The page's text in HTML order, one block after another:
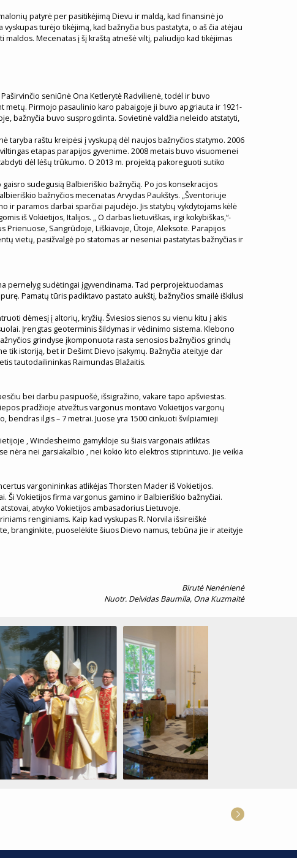
patyrė per pasitikėjimą Dievu ir maldą, kad finansinė jo
turėjo tikėjimą, kad bažnyčia bus pastatyta, o aš čia atėjau
maldos. Mecenatas į šį kraštą atnešė viltį, paliudijo kad tikėjimas
seniūnė Ona Ketlerytė Radvilienė, todėl ir buvo
metų. Pirmojo pasaulinio karo pabaigoje ji buvo apgriauta ir 1921-
bažnyčia buvo susprogdinta. Sovietinė valdžia neleido atstatyti,
taryba raštu kreipėsi į vyskupą dėl naujos bažnyčios statymo. 2006
etapas parapijos gyvenime. 2008 metais buvo visuomenei
dėl lėšų trūkumo. O 2013 m. projektą pakoreguoti sutiko
sudegusią Balbieriškio bažnyčią. Po jos konsekracijos
bažnyčios mecenatas Arvydas Paukštys. „Šventoriuje
ir paramos darbai sparčiai pajudėjo. Jis statybų vykdytojams kėlė
iš Vokietijos, Italijos. „ O darbas lietuviškas, irgi kokybiškas,“-
Prienuose, Sangrūdoje, Liškiavoje, Ūtoje, Aleksote. Parapijos
vietų, pasižvalgė po statomas ar neseniai pastatytas bažnyčias ir
pernelyg sudėtingai įgyvendinama. Tad perprojektuodamas
Pamatų tūris padiktavo pastato aukštį, bažnyčios smailė iškilusi
dėmesį į altorių, kryžių. Šviesios sienos su vienu kitu į akis
Įrengtas geoterminis šildymas ir vėdinimo sistema. Klebono
grindyse įkomponuota rasta senosios bažnyčios grindų
tik istoriją, bet ir Dešimt Dievo įsakymų. Bažnyčia ateityje dar
tautodailininkas Raimundas Blažaitis.
bei darbu pasipuošė, išsigražino, vakare tapo apšviestas.
pradžioje atvežtus vargonus montavo Vokietijos vargonų
bendras ilgis – 7 metrai. Juose yra 1500 cinkuoti švilpiamieji
, Windesheimo gamykloje su šiais vargonais atliktas
nėra nei garsiakalbio , nei kokio kito elektros stiprintuvo. Jie veikia
vargonininkas atlikėjas Thorsten Mader iš Vokietijos.
Vokietijos firma vargonus gamino ir Balbieriškio bažnyčiai.
atvyko Vokietijos ambasadorius Lietuvoje.
renginiams. Kaip kad vyskupas R. Norvila išsireiškė
branginkite, puoselėkite šiuos Dievo namus, tebūna jie ir ateityje
Birutė Nenėnienė
Nuotr. Deividas Baumila, Ona Kuzmaitė